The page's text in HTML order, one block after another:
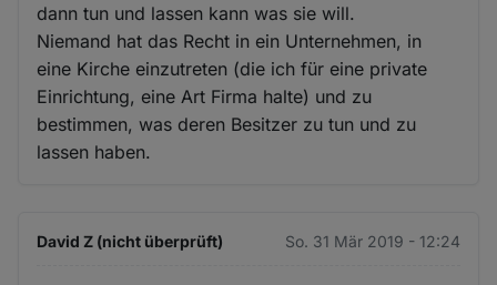
dann tun und lassen kann was sie will.
Niemand hat das Recht in ein Unternehmen, in
eine Kirche einzutreten (die ich für eine private
Einrichtung, eine Art Firma halte) und zu
bestimmen, was deren Besitzer zu tun und zu
lassen haben.
David Z (nicht überprüft) So. 31 Mär 2019 - 12:24